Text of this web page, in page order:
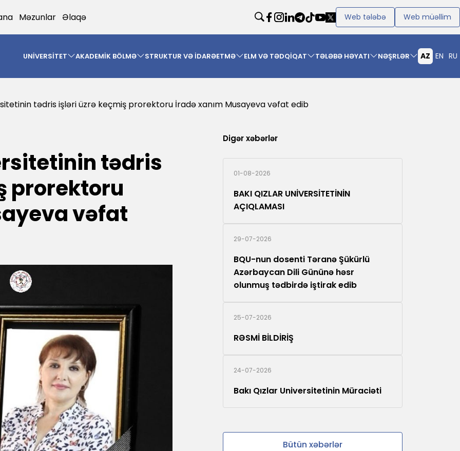
Məzunlar Əlaqə Web tələbə Web müəllim
UNİVERSİTET AKADEMİK BÖLMƏ STRUKTUR VƏ İDARƏETMƏ ELM VƏ TƏDQİQAT TƏLƏBƏ HƏYATI NƏŞRLƏR AZ EN RU
tədris işləri üzrə keçmiş prorektoru İradə xanım Musayeva vəfat edib
tədris
prorektoru
vəfat
Digər xəbərlər
01-08-2026
BAKI QIZLAR UNİVERSİTETİNİN
AÇIQLAMASI
29-07-2026
BQU-nun dosenti Təranə Şükürlü
Azərbaycan Dili Gününə həsr
olunmuş tədbirdə iştirak edib
25-07-2026
RƏSMİ BİLDİRİŞ
24-07-2026
Bakı Qızlar Universitetinin Müraciəti
Bütün xəbərlər